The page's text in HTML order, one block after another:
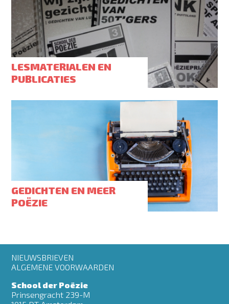
LESMATERIALEN EN
PUBLICATIES
GEDICHTEN EN MEER
POËZIE
Footer
menu
NIEUWSBRIEVEN
ALGEMENE VOORWAARDEN
School der Poëzie
Prinsengracht 239-M